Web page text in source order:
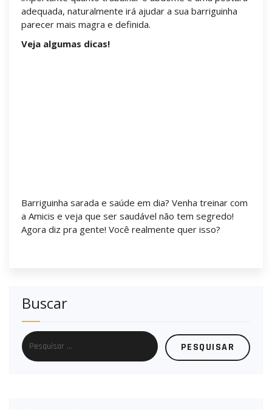
adequada, naturalmente irá ajudar a sua barriguinha
parecer mais magra e definida.
Veja algumas dicas!
Barriguinha sarada e saúde em dia? Venha treinar com
a Amicis e veja que ser saudável não tem segredo!
Agora diz pra gente! Você realmente quer isso?
Buscar